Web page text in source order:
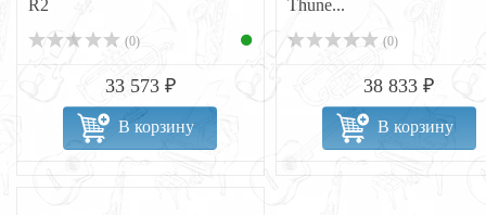
R2
(0)
33 573 ₽
В корзину
Thune...
(0)
38 833 ₽
В корзину